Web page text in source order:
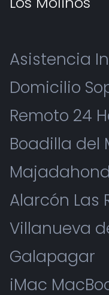
Asistencia
Domicilio
Remoto 24
Boadilla del
Alarcón Las
Villanueva
Galapagar
iMac